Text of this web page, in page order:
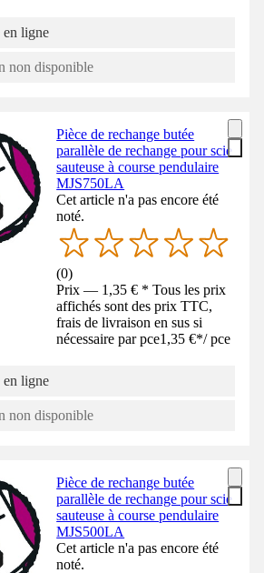
ligne
non disponible
Pièce de rechange butée
parallèle de rechange pour scie
sauteuse à course pendulaire
MJS750LA
Cet article n'a pas encore été
noté.
(0)
Prix — 1,35 € * Tous les prix
affichés sont des prix TTC,
frais de livraison en sus si
nécessaire par pce1,35 €*/ pce
ligne
non disponible
Pièce de rechange butée
parallèle de rechange pour scie
sauteuse à course pendulaire
MJS500LA
Cet article n'a pas encore été
noté.